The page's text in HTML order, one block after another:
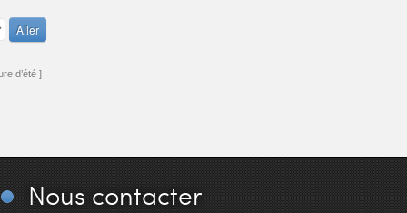
d’été ]
Nous contacter